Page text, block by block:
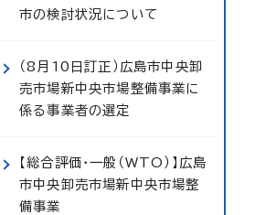
市の検討状況について
（8月10日訂正）広島市中央卸
売市場新中央市場整備事業に
係る事業者の選定
【総合評価・一般（WTO）】広島
市中央卸売市場新中央市場整
備事業